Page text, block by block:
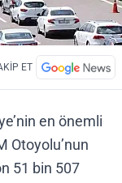
ET
en önemli
Otoyolu’nun
51 bin 507